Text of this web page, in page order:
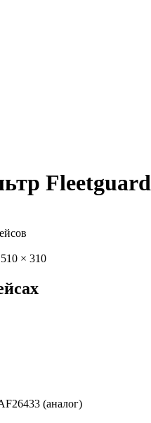
Fleetguard
× 310